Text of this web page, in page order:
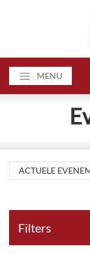
MENU
ACTUELE
Filters